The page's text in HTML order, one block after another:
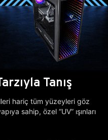
Tanış
hariç tüm yüzeyleri göz
sahip, özel “UV” ışınları